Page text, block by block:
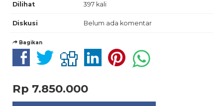
Dilihat 397 kali
Diskusi Belum ada komentar
Bagikan
Rp 7.850.000